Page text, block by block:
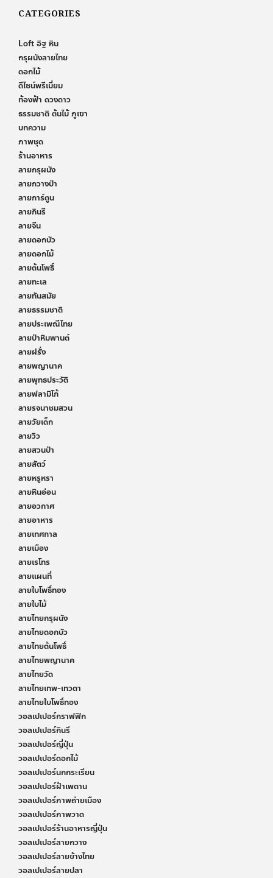
CATEGORIES
Loft อิฐ หิน
กรุผนังลายไทย
ดอกไม้
ดีไซน์พรีเมี่ยม
ท้องฟ้า ดวงดาว
ธรรมชาติ ต้นไม้ ภูเขา
บทความ
ภาพชุด
ร้านอาหาร
ลายกรุผนัง
ลายกวางป่า
ลายการ์ตูน
ลายกินรี
ลายจีน
ลายดอกบัว
ลายดอกไม้
ลายต้นโพธิ์
ลายทะเล
ลายทันสมัย
ลายธรรมชาติ
ลายประเพณีไทย
ลายป่าหิมพานต์
ลายฝรั่ง
ลายพญานาค
ลายพุทธประวัติ
ลายฟลามิโก้
ลายรจนาชมสวน
ลายวัยเด็ก
ลายวิว
ลายสวนป่า
ลายสัตว์
ลายหรูหรา
ลายหินอ่อน
ลายอวกาศ
ลายอาหาร
ลายเทศกาล
ลายเมือง
ลายเรโทร
ลายแผนที่
ลายใบโพธิ์ทอง
ลายใบไม้
ลายไทยกรุผนัง
ลายไทยดอกบัว
ลายไทยต้นโพธิ์
ลายไทยพญานาค
ลายไทยวัด
ลายไทยเทพ-เทวดา
ลายไทยใบโพธิ์ทอง
วอลเปเปอร์กราฟฟิก
วอลเปเปอร์กินรี
วอลเปเปอร์ญี่ปุ่น
วอลเปเปอร์ดอกไม้
วอลเปเปอร์นกกระเรียน
วอลเปเปอร์ฝ้าเพดาน
วอลเปเปอร์ภาพถ่ายเมือง
วอลเปเปอร์ภาพวาด
วอลเปเปอร์ร้านอาหารญี่ปุ่น
วอลเปเปอร์ลายกวาง
วอลเปเปอร์ลายข้างไทย
วอลเปเปอร์ลายปลา